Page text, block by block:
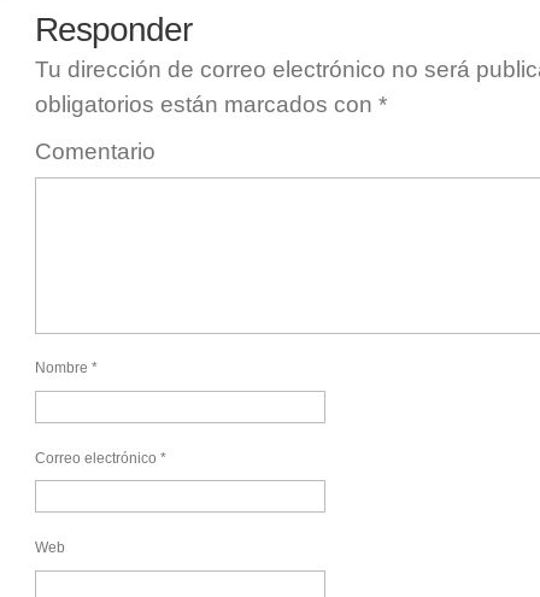
Responder
Tu dirección de correo electrónico no será
obligatorios están marcados con *
Comentario
Nombre *
Correo electrónico *
Web